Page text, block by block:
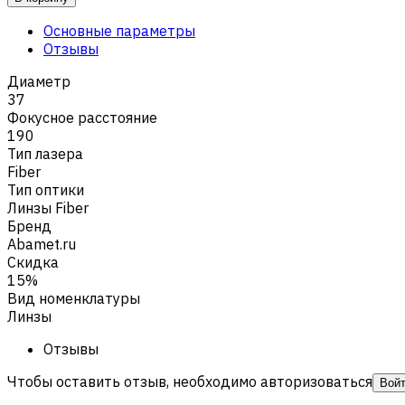
Основные параметры
Отзывы
Диаметр
37
Фокусное расстояние
190
Тип лазера
Fiber
Тип оптики
Линзы Fiber
Бренд
Abamet.ru
Скидка
15%
Вид номенклатуры
Линзы
Отзывы
Чтобы оставить отзыв, необходимо авторизоваться